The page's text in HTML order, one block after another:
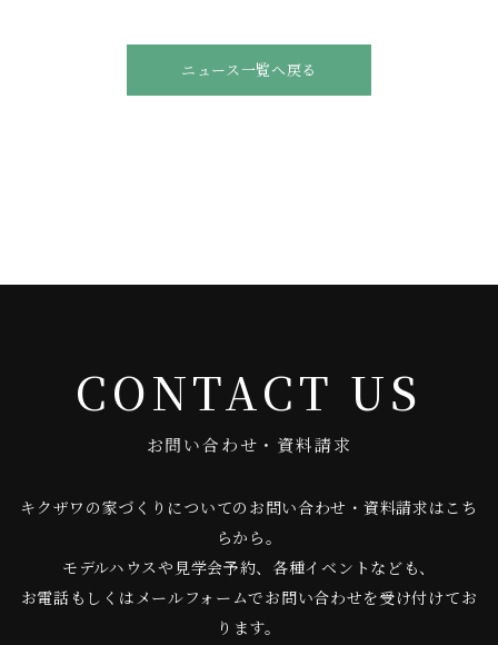
ニュース一覧へ戻る
CONTACT US
お問い合わせ・資料請求
キクザワの家づくりについてのお問い合わせ・資料請求はこち
らから。
モデルハウスや見学会予約、各種イベントなども、
お電話もしくはメールフォームでお問い合わせを受け付けてお
ります。